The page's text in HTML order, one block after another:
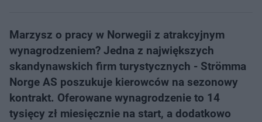
Marzysz o pracy w Norwegii z atrakcyjnym
wynagrodzeniem? Jedna z największych
skandynawskich firm turystycznych - Strömma
Norge AS poszukuje kierowców na sezonowy
kontrakt. Oferowane wynagrodzenie to 14
tysięcy zł miesięcznie na start, a dodatkowo